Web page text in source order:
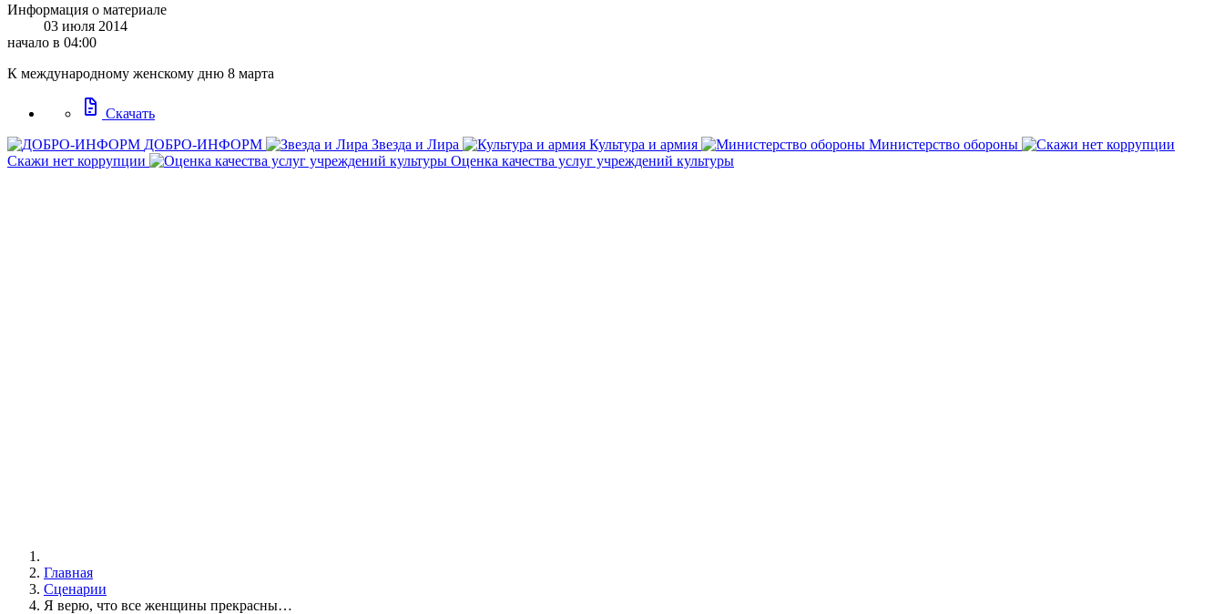
Информация о материале
03 июля 2014
начало в 04:00
К международному женскому дню 8 марта
docs Скачать
ДОБРО-ИНФОРМ
Звезда и Лира Культура и армия
Министерство обороны
Скажи нет коррупции
Оценка качества услуг учреждений культуры
Главная
Сценарии
Я верю, что все женщины прекрасны…